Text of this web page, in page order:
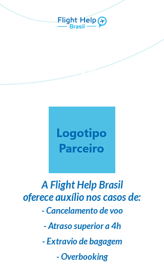
em parceria com
A Flight Help Brasil
oferece auxílio nos casos de:
- Cancelamento de voo
- Atraso superior a 4h
- Extravio de bagagem
- Overbooking